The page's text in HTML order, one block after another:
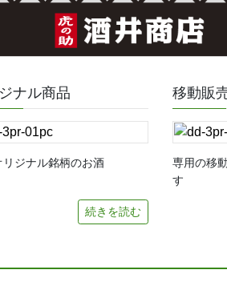
ナル商品
リジナル銘柄のお酒
続きを読む
移動販
専用の移
す